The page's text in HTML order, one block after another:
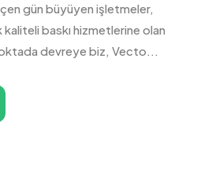
gün büyüyen işletmeler,
kaliteli baskı hizmetlerine olan
devreye biz, Vecto...